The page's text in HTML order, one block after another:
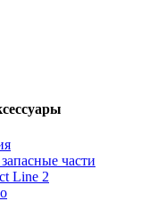
части
Line 2